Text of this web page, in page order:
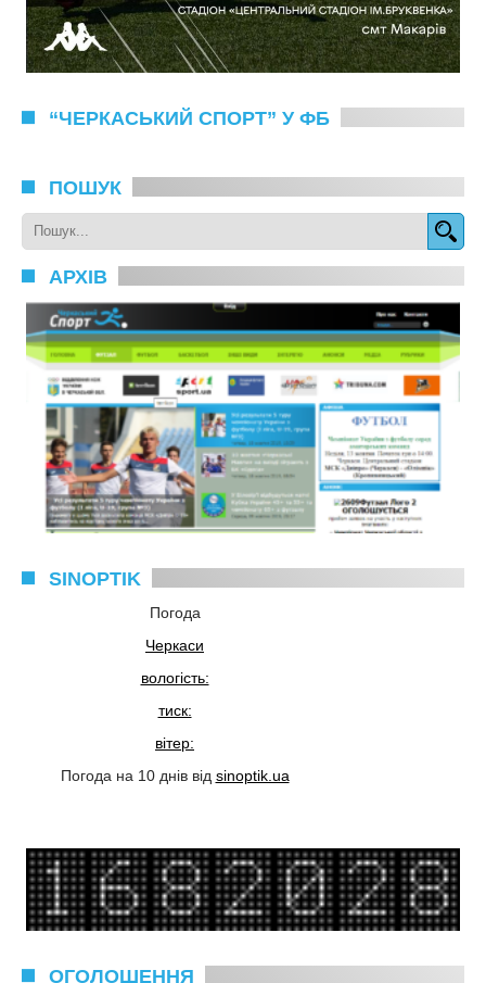
“ЧЕРКАСЬКИЙ СПОРТ” У ФБ
ПОШУК
АРХІВ
SINOPTIK
Погода
Черкаси
вологість:
тиск:
вітер:
Погода на 10 днів від sinoptik.ua
ОГОЛОШЕННЯ